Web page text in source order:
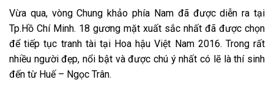
Vừa qua, vòng Chung khảo phía Nam đã được diễn ra tại
Tp.Hồ Chí Minh. 18 gương mặt xuất sắc nhất đã được chọn
để tiếp tục tranh tài tại Hoa hậu Việt Nam 2016. Trong rất
nhiều người đẹp, nổi bật và được chú ý nhất có lẽ là thí sinh
đến từ Huế – Ngọc Trân.